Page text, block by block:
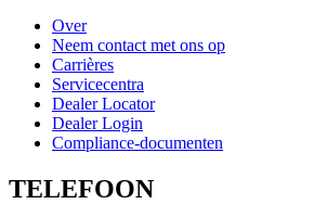
Over
Neem contact met ons op
Carrières
Servicecentra
Dealer Locator
Dealer Login
Compliance-documenten
TELEFOON